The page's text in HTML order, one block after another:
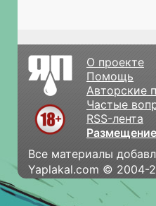
О проекте
Помощь
Авторские
Частые
RSS-лента
Все материалы
Yaplakal.com © 2004-